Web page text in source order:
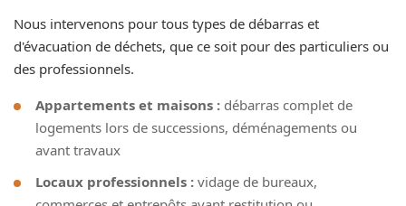
Nous intervenons pour tous types de débarras et
d'évacuation de déchets, que ce soit pour des particuliers ou
des professionnels.
Appartements et maisons : débarras complet de
logements lors de successions, déménagements ou
avant travaux
Locaux professionnels : vidage de bureaux,